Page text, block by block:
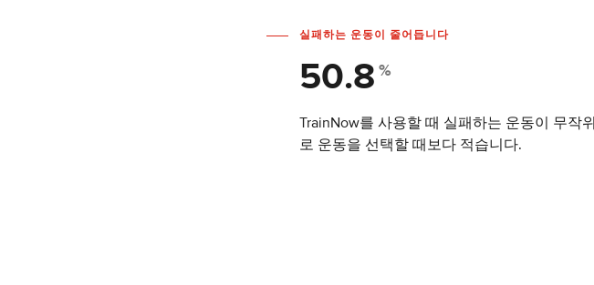
실패하는 운동이 줄어듭니다
50.8 %
TrainNow를 사용할 때 실패하는 운동이 무작위
로 운동을 선택할 때보다 적습니다.